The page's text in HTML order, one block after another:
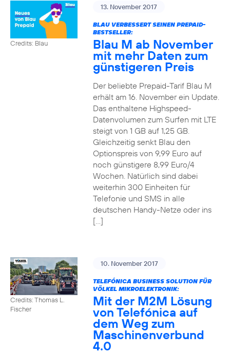
Credits: Blau
13. November 2017
BLAU VERBESSERT SEINEN PREPAID-
BESTSELLER:
Blau M ab November
mit mehr Daten zum
günstigeren Preis
Der beliebte Prepaid-Tarif Blau M
erhält am 16. November ein Update.
Das enthaltene Highspeed-
Datenvolumen zum Surfen mit LTE
steigt von 1 GB auf 1,25 GB.
Gleichzeitig senkt Blau den
Optionspreis von 9,99 Euro auf
noch günstigere 8,99 Euro/4
Wochen. Natürlich sind dabei
weiterhin 300 Einheiten für
Telefonie und SMS in alle
deutschen Handy-Netze oder ins
[…]
Credits: Thomas L.
Fischer
10. November 2017
TELEFÓNICA BUSINESS SOLUTION FÜR
VÖLKEL MIKROELEKTRONIK:
Mit der M2M Lösung
von Telefónica auf
dem Weg zum
Maschinenverbund
4.0